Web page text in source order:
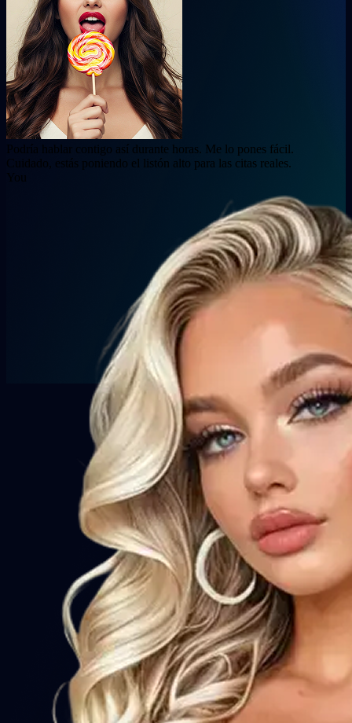
Podría hablar contigo así durante horas. Me lo pones fácil.
Cuidado, estás poniendo el listón alto para las citas reales.
You